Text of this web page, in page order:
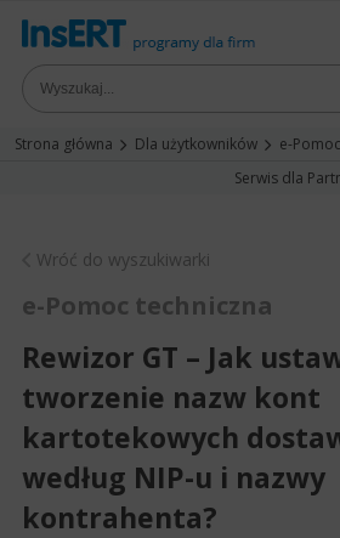
Strona główna Dla użytkowników
e-
Serwis dla
Wróć do wyszukiwarki
e-Pomoc techniczna
Rewizor GT – Jak
tworzenie nazw kont
kartotekowych
według NIP-u i nazwy
kontrahenta?